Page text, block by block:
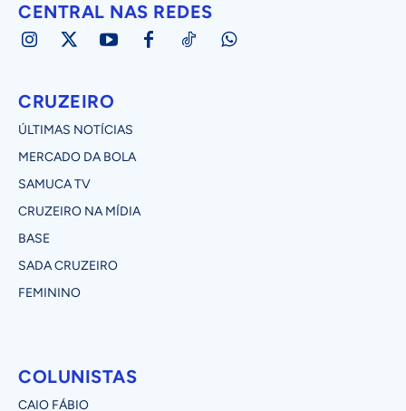
CENTRAL NAS REDES
CRUZEIRO
ÚLTIMAS NOTÍCIAS
MERCADO DA BOLA
SAMUCA TV
CRUZEIRO NA MÍDIA
BASE
SADA CRUZEIRO
FEMININO
COLUNISTAS
CAIO FÁBIO